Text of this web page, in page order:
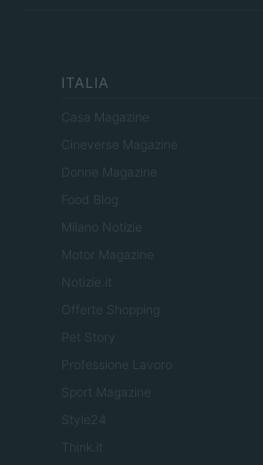
ITALIA
Casa Magazine
Cineverse Magazine
Donne Magazine
Food Blog
Milano Notizie
Motor Magazine
Notizie.it
Offerte Shopping
Pet Story
Professione Lavoro
Sport Magazine
Style24
Think.it